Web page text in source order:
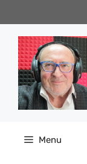
al
contenuto
Menu